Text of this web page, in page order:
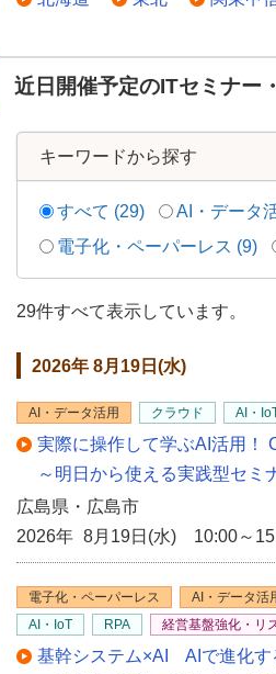
近日開催予定のITセミナー
キーワードから探す
すべて (29) AI・データ
電子化・ペーパーレス (9)
29件すべて表示しています。
2026年 8月19日(水)
AI・データ活用 クラウド AI・
実際に操作して学ぶAI活用！
～明日から使える実践型セミ
広島県・広島市
2026年 8月19日(水) 10:00～
電子化・ペーパーレス AI・データ活
AI・IoT
RPA 経営基盤強化・リ
基幹システム×AI AIで進化